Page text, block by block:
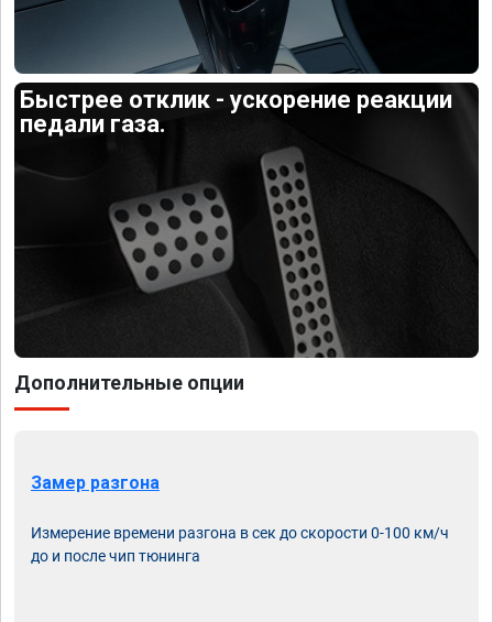
Быстрее отклик - ускорение реакции
педали газа.
Дополнительные опции
Замер разгона
Измерение времени разгона в сек до скорости 0-100 км/ч
до и после чип тюнинга